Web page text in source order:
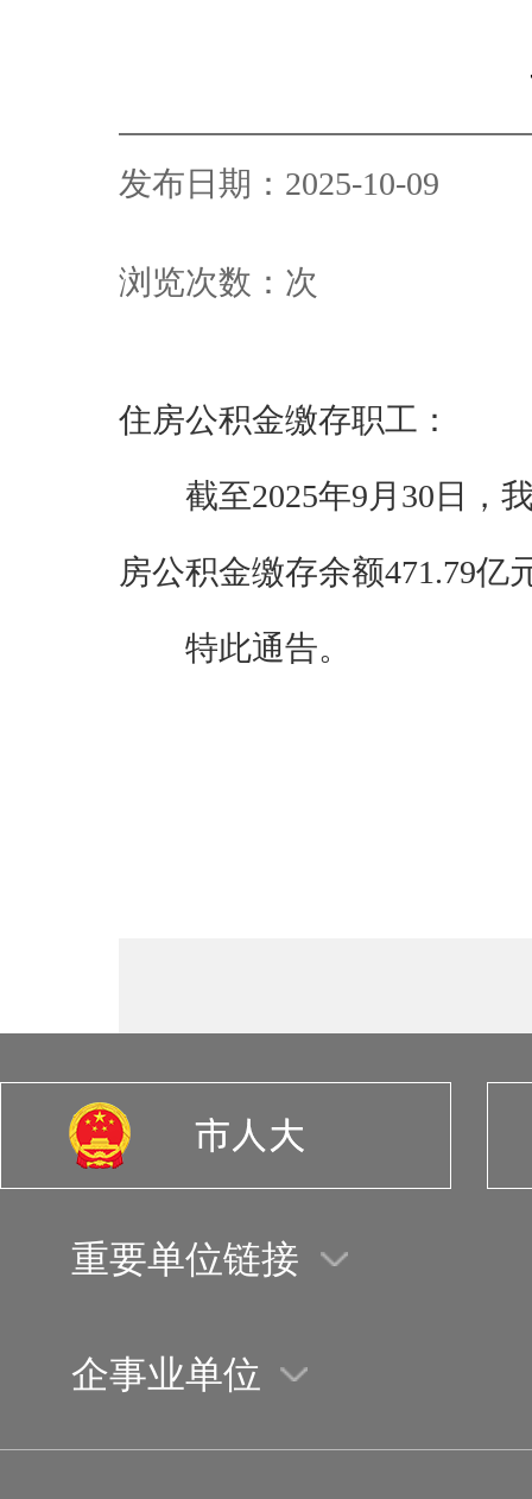
发布日期：2025-10-09
浏览次数： 次
住房公积金缴存职工：
截至2025年9月30日，
房公积金缴存余额471.79亿
特此通告。
重要单位链接
企事业单位